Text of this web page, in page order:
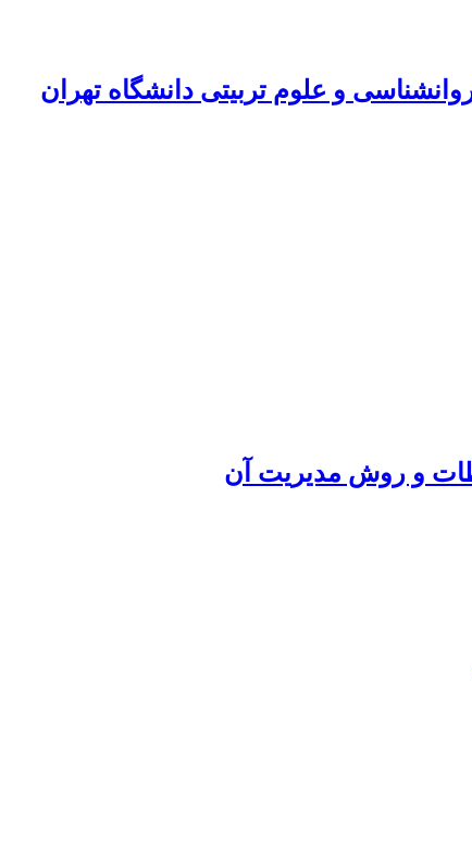
و علوم تربیتی دانشگاه تهران
و روش مدیریت آن